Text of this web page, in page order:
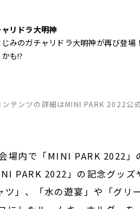
リドラ大明神
みのガチャリドラ大明神が再び登場
も!?
テンツの詳細はMINI PARK 2022公
場内で「MINI PARK 2022」
PARK 2022」の記念グッ
ツ」、「水の遊宴」や「グリ